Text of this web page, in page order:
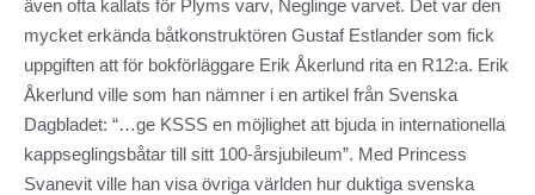
även ofta kallats för Plyms varv, Neglinge varvet. Det var den
mycket erkända båtkonstruktören Gustaf Estlander som fick
uppgiften att för bokförläggare Erik Åkerlund rita en R12:a. Erik
Åkerlund ville som han nämner i en artikel från Svenska
Dagbladet: “…ge KSSS en möjlighet att bjuda in internationella
kappseglingsbåtar till sitt 100-årsjubileum”. Med Princess
Svanevit ville han visa övriga världen hur duktiga svenska